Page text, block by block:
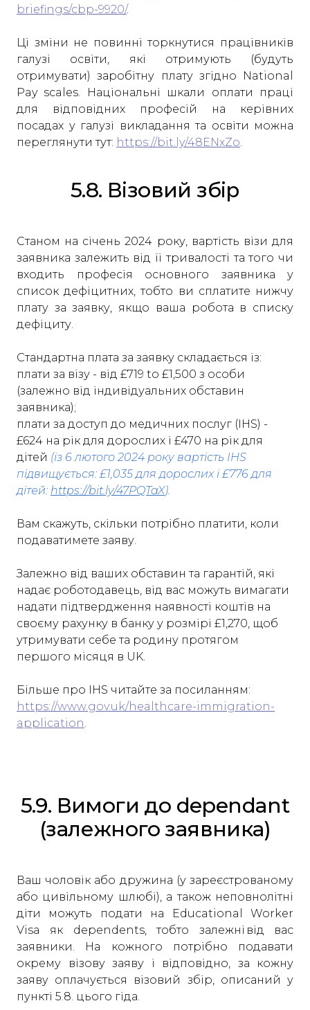
briefings/cbp-9920/.
Ці зміни не повинні торкнутися працівників
галузі освіти, які отримують (будуть
отримувати) заробітну плату згідно National
Pay scales. Національні шкали оплати праці
для відповідних професій на керівних
посадах у галузі викладання та освіти можна
переглянути тут: https://bit.ly/48ENxZo
5.8. Візовий збір
Станом на січень 2024 року, вартість візи для
заявника залежить від її тривалості та того чи
входить професія основного заявника у
список дефіцитних, тобто ви сплатите нижчу
плату за заявку, якщо ваша робота в списку
дефіциту.
Стандартна плата за заявку складається із:
плати за візу - від £719 to £1,500 з особи
(залежно від індивідуальних обставин
заявника);
плати за доступ до медичних послуг (IHS) -
£624 на рік для дорослих і £470 на рік для
дітей (із 6 лютого 2024 року вартість IHS
підвищується: £1,035 для дорослих і £776 для
дітей: https://bit.ly/47PQTaX).
Вам скажуть, скільки потрібно платити, коли
подаватимете заяву.
Залежно від ваших обставин та гарантій, які
надає роботодавець, від вас можуть вимагати
надати підтвердження наявності коштів на
своєму рахунку в банку у розмірі £1,270, щоб
утримувати себе та родину протягом
першого місяця в UK.
Більше про IHS читайте за посиланням:
https://www.gov.uk/healthcare-immigration-
application
5.9. Вимоги до dependant
(залежного заявника)
Ваш чоловік або дружина (у зареєстрованому
або цивільному шлюбі), а також неповнолітні
діти можуть подати на Educational Worker
Visa як dependents, тобто залежні від вас
заявники. На кожного потрібно подавати
окрему візову заяву і відповідно, за кожну
заяву оплачується візовий збір, описаний у
пункті 5.8. цього гіда.